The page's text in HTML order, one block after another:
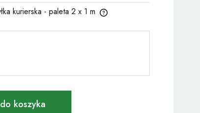
kurierska - paleta 2 x 1 m
do koszyka